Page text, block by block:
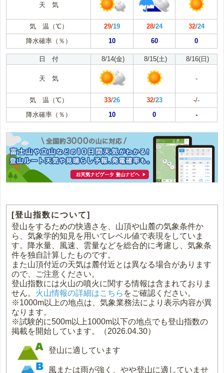
天 気
気 温（℃） 29/19 28/24 32/24
降水確率（％）
10 60 0
日 付 8/14(金) 8/15(土) 8/16(日)
天 気 -
気 温（℃） 33/26 32/23 -/-
降水確率（％）
10 0 -
[登山指数について]
登山をするための快適さを、山頂や山麓の気象条件か
ら、気象学的知見を用いてレベル値で表現をしていま
す。降水量、風速、雲量などを総合的に考慮し、気象条
件を独自計算したものです。
また山頂付近の天気は麓付近とは異なる場合があります
ので、ご注意ください。
登山指数には火山の噴火に関する情報は含まれておりま
せん。 火山情報の詳細はこちら をご確認ください。
※1000m以上の地点は、気象業務法により表示内容が異
なります。
※試験的に500m以上1000m以下の地点でも登山指数の
掲載を開始しています。（2026.04.30）
登山に適しています
風または雨が強く、やや登山に適していませ